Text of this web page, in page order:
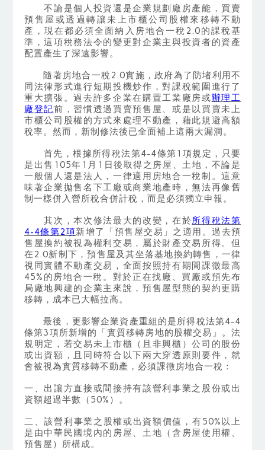
不論是個人投資還是企業規劃廠房產能，買賣
預售屋或透過轉讓未上市櫃公司股權來移轉不動
產，現在都必須全面納入房地合一稅2.0的課稅基
準，這項稅務法令的變更對企業主與投資者的資產
配置產生了深遠影響。
隨著房地合一稅2.0實施，政府為了防堵利用不
同法律形式進行短期投機炒作，對課稅範圍進行了
重大擴張。過去許多企業在購置工業廠房或辦理工
廠登記前，習慣透過買賣預售屋、或是以買賣未上
市櫃公司股權的方式來處理不動產，藉此規避高額
稅率。然而，新制修法後已全面補上這兩大漏洞。
首先，根據所得稅法第4-4條第1項規定，只要
是出售105年1月1日後取得之房屋、土地，不論是
一般個人還是法人，一律適用房地合一稅制。這意
味著企業拋售名下工廠或商業地產時，無法再像舊
制一樣併入營所稅合併計稅，而是必須獨立申報。
其次，本次修法最大的改變，在於所得稅法第
4-4條第2項新增了「預售屋交易」之適用。過去預
售屋換約被視為權利交易，屬於財產交易所得。但
在2.0新制下，預售屋及其坐落基地換約轉售，一律
視同實體不動產交易，全面按照持有期間課徵最高
45%的房地合一稅。對於正在找廠、買廠或預先布
局廠地興建的企業主來說，預售屋型態的契約更購
移轉，成本已大幅拉高。
最後，更影響企業資產重組的是所得稅法第4-4
條第3項所新增的「實質移轉房地的股權交易」。法
規明定，若交易未上市櫃（且非興櫃）公司的股份
或出資額，且同時符合以下兩大穿透原則要件，就
會被視為實質移轉不動產，必須課徵房地合一稅：
一、出讓方直接或間接持有該營利事業之股份或出
資額超過半數（50%）。
二、該營利事業之股權或出資額價值，有50%以上
是由中華民國境內的房屋、土地（含房屋使用權、
預售屋）所構成。